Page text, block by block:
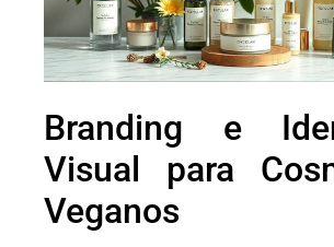
Branding e
Visual para
Veganos